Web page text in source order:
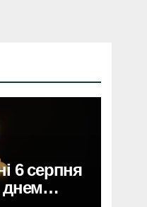
6 серпня
днем